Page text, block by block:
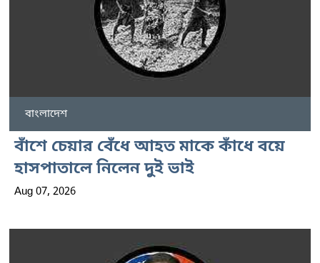
বাংলাদেশ
বাঁশে চেয়ার বেঁধে আহত মাকে কাঁধে বয়ে
হাসপাতালে নিলেন দুই ভাই
Aug 07, 2026